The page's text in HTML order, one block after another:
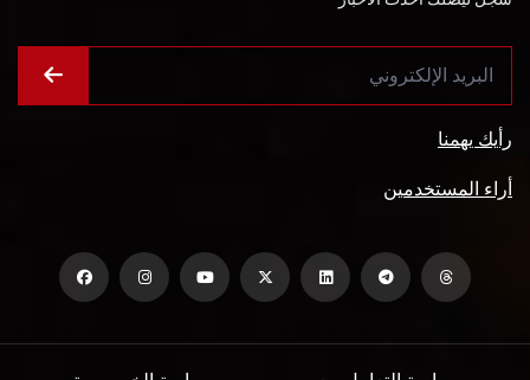
رأيك يهمنا
أراء المستخدمين